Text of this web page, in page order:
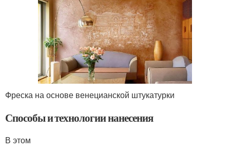
Фреска на основе венецианской штукатурки
Способы и технологии нанесения
В этом